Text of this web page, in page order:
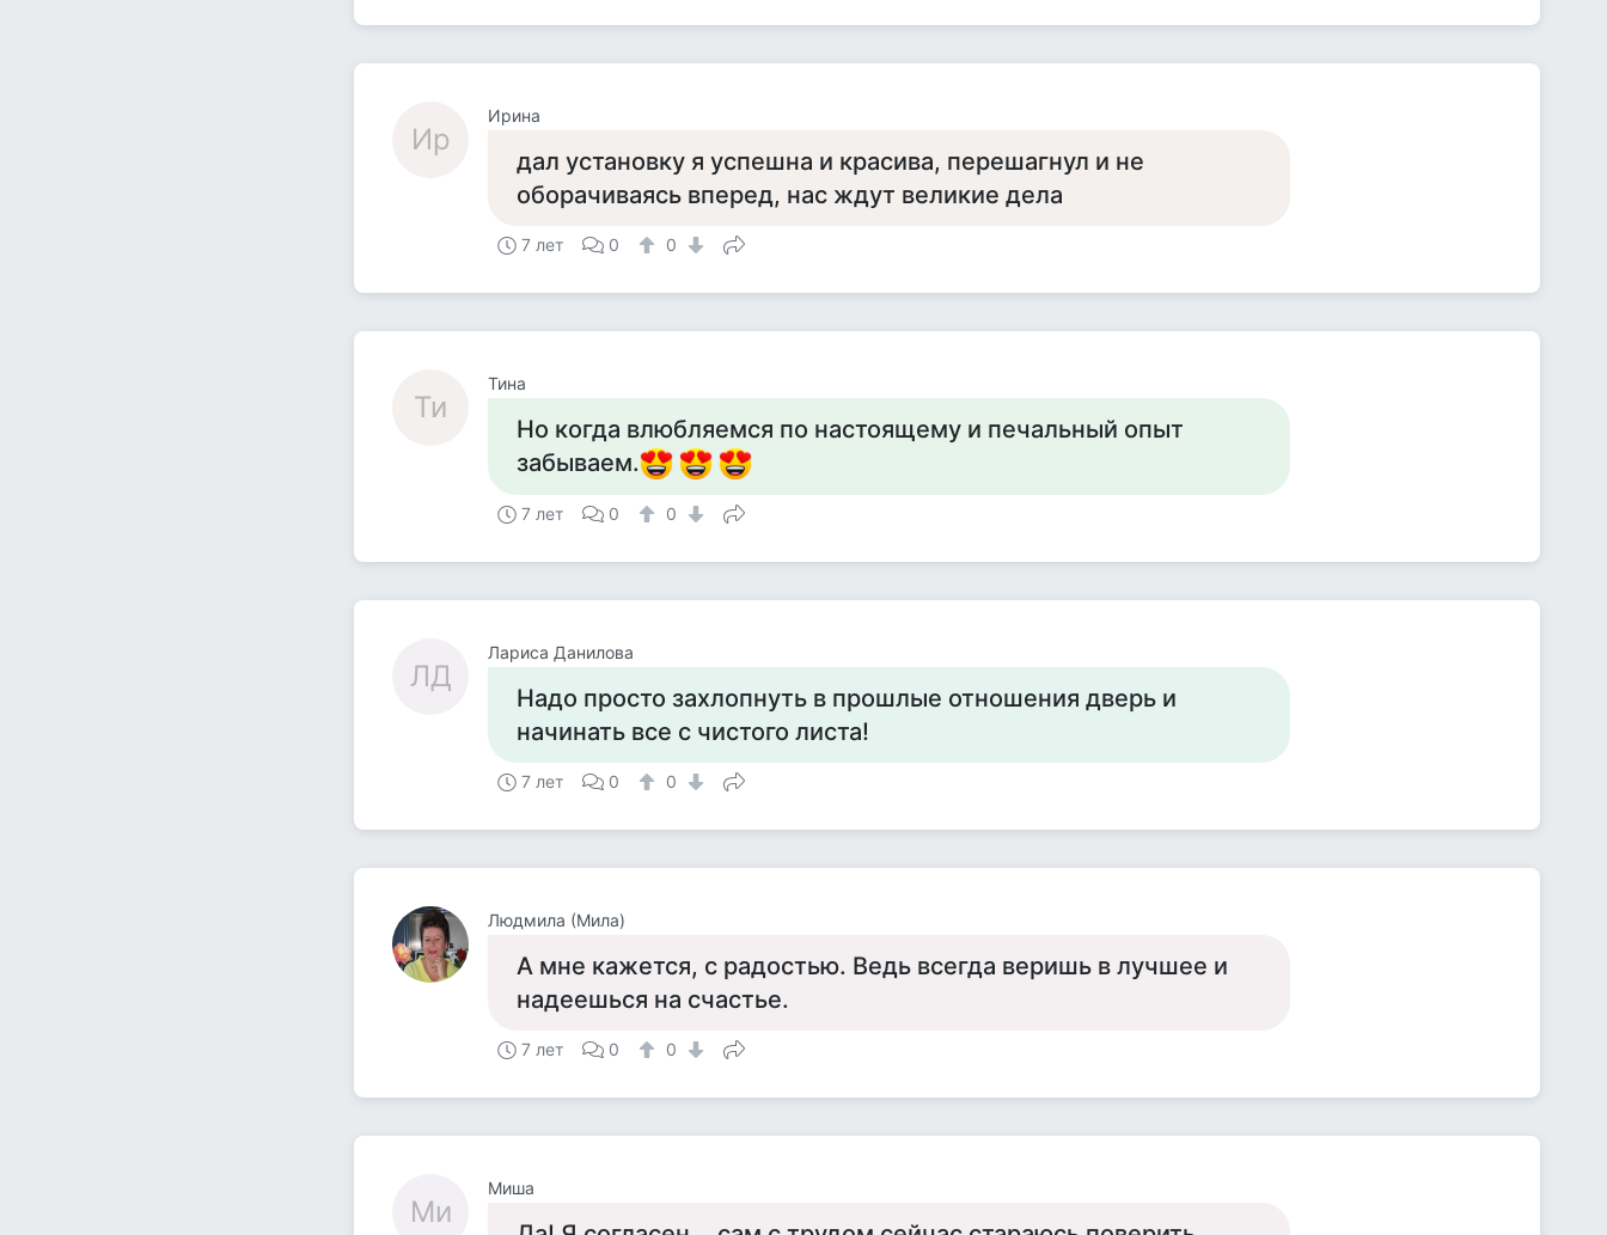
Ир
Ирина
дал установку я успешна и красива, перешагнул и не
оборачиваясь вперед, нас ждут великие дела
7 лет 0 0
Ти
Тина
Но когда влюбляемся по настоящему и печальный опыт
забываем.
7 лет 0 0
ЛД
Лариса Данилова
Надо просто захлопнуть в прошлые отношения дверь и
начинать все с чистого листа!
7 лет 0 0
Людмила (Мила)
А мне кажется, с радостью. Ведь всегда веришь в лучшее и
надеешься на счастье.
7 лет 0 0
Ми
Миша